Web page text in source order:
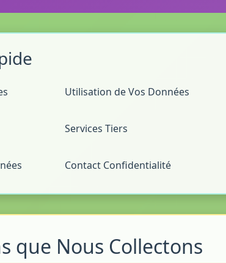
Utilisation de Vos Données
Services Tiers
Contact Confidentialité
que Nous Collectons